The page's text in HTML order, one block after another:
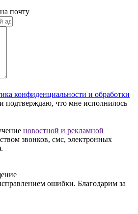
почту
конфиденциальности и обработки
и подтверждаю, что мне исполнилось
новостной и рекламной
звонков, смс, электронных
ошибки. Благодарим за